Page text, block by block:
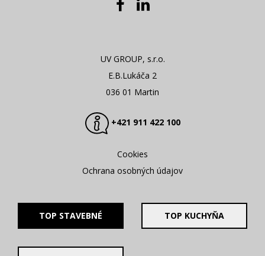
UV GROUP, s.r.o.
E.B.Lukáča 2
036 01 Martin
+421 911 422 100
Cookies
Ochrana osobných údajov
TOP STAVEBNÉ TOP KUCHYŇA